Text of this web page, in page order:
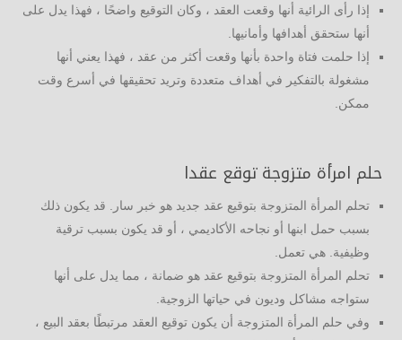
إذا رأى الرائية أنها وقعت العقد ، وكان التوقيع واضحًا ، فهذا يدل على
أنها ستحقق أهدافها وأمانيها.
إذا حلمت فتاة واحدة بأنها وقعت أكثر من عقد ، فهذا يعني أنها
مشغولة بالتفكير في أهداف متعددة وتريد تحقيقها في أسرع وقت
ممكن.
حلم امرأة متزوجة توقع عقدا
تحلم المرأة المتزوجة بتوقيع عقد جديد هو خبر سار. قد يكون ذلك
بسبب حمل ابنها أو نجاحه الأكاديمي ، أو قد يكون بسبب ترقية
وظيفية. هي تعمل.
تحلم المرأة المتزوجة بتوقيع عقد هو ضمانة ، مما يدل على أنها
ستواجه مشاكل وديون في حياتها الزوجية.
وفي حلم المرأة المتزوجة أن يكون توقيع العقد مرتبطًا بعقد البيع ،